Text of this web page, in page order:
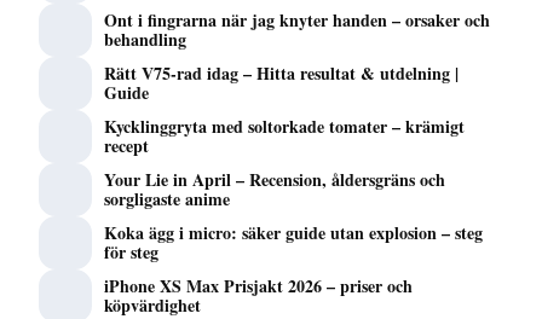
Ont i fingrarna när jag knyter handen – orsaker och
behandling
Rätt V75-rad idag – Hitta resultat & utdelning |
Guide
Kycklinggryta med soltorkade tomater – krämigt
recept
Your Lie in April – Recension, åldersgräns och
sorgligaste anime
Koka ägg i micro: säker guide utan explosion – steg
för steg
iPhone XS Max Prisjakt 2026 – priser och
köpvärdighet